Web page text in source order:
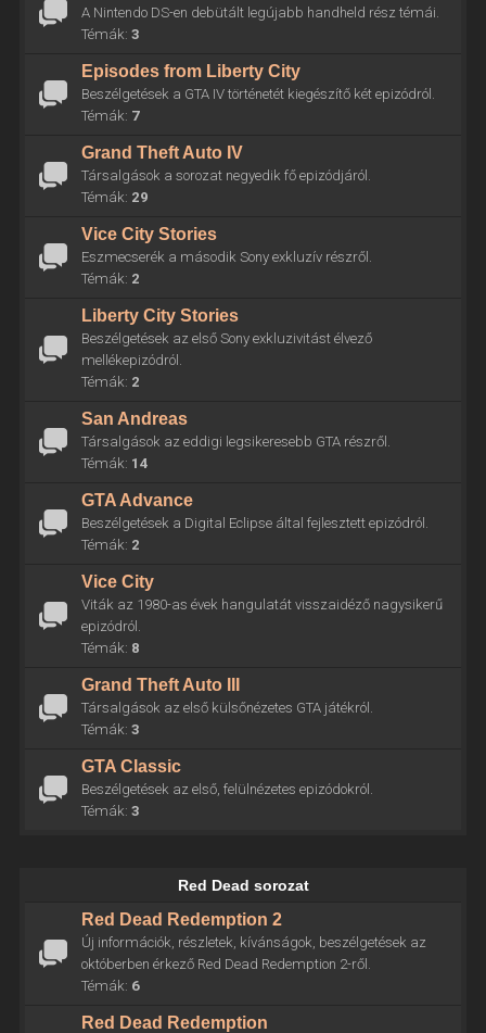
A Nintendo DS-en debütált legújabb handheld rész témái.
Témák: 3
Episodes from Liberty City
Beszélgetések a GTA IV történetét kiegészítő két epizódról.
Témák: 7
Grand Theft Auto IV
Társalgások a sorozat negyedik fő epizódjáról.
Témák: 29
Vice City Stories
Eszmecserék a második Sony exkluzív részről.
Témák: 2
Liberty City Stories
Beszélgetések az első Sony exkluzivitást élvező
mellékepizódról.
Témák: 2
San Andreas
Társalgások az eddigi legsikeresebb GTA részről.
Témák: 14
GTA Advance
Beszélgetések a Digital Eclipse által fejlesztett epizódról.
Témák: 2
Vice City
Viták az 1980-as évek hangulatát visszaidéző nagysikerű
epizódról.
Témák: 8
Grand Theft Auto III
Társalgások az első külsőnézetes GTA játékról.
Témák: 3
GTA Classic
Beszélgetések az első, felülnézetes epizódokról.
Témák: 3
Red Dead sorozat
Red Dead Redemption 2
Új információk, részletek, kívánságok, beszélgetések az
októberben érkező Red Dead Redemption 2-ről.
Témák: 6
Red Dead Redemption